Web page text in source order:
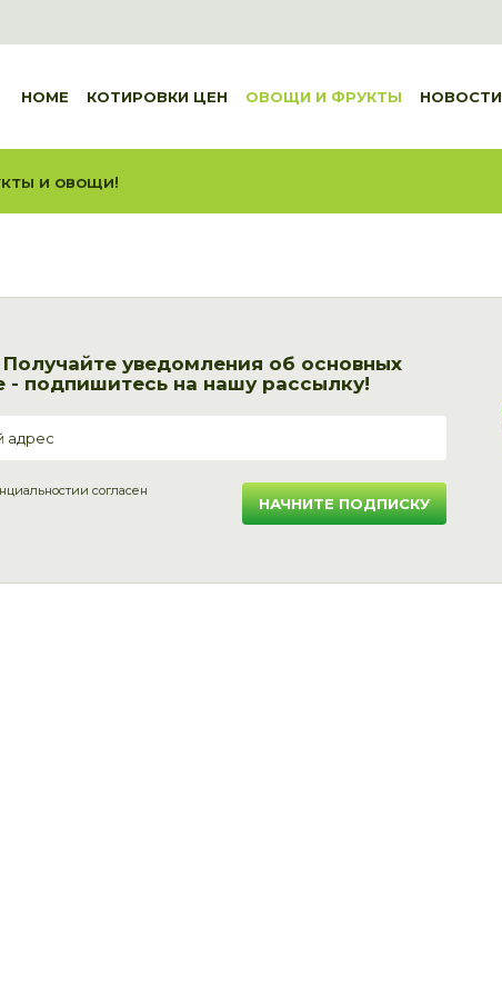
HOME КОТИРОВКИ ЦЕН ОВОЩИ И ФРУКТЫ НОВОСТИ
и овощи!
уведомления об основных
- подпишитесь на нашу рассылку!
и согласен
НАЧНИТЕ ПОДПИСКУ